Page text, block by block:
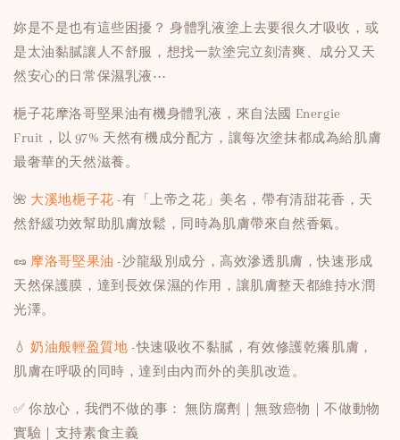
妳是不是也有這些困擾？ 身體乳液塗上去要很久才吸收，或
是太油黏膩讓人不舒服，想找一款塗完立刻清爽、成分又天
然安心的日常保濕乳液⋯
梔子花摩洛哥堅果油有機身體乳液，來自法國 Energie
Fruit，以 97% 天然有機成分配方，讓每次塗抹都成為給肌膚
最奢華的天然滋養。
🌺 大溪地梔子花 -有「上帝之花」美名，帶有清甜花香，天
然舒緩功效幫助肌膚放鬆，同時為肌膚帶來自然香氣。
🥜 摩洛哥堅果油 -沙龍級別成分，高效滲透肌膚，快速形成
天然保護膜，達到長效保濕的作用，讓肌膚整天都維持水潤
光澤。
💧奶油般輕盈質地 -快速吸收不黏膩，有效修護乾癢肌膚，
肌膚在呼吸的同時，達到由內而外的美肌改造。
✅ 你放心，我們不做的事： 無防腐劑｜無致癌物｜不做動物
實驗｜支持素食主義